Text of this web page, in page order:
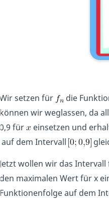
Wir setzen für die
können wir weglassen, da
0,9 für
einsetzen und
auf dem Intervall
Jetzt wollen wir das
den maximalen Wert für x
Funktionenfolge auf dem